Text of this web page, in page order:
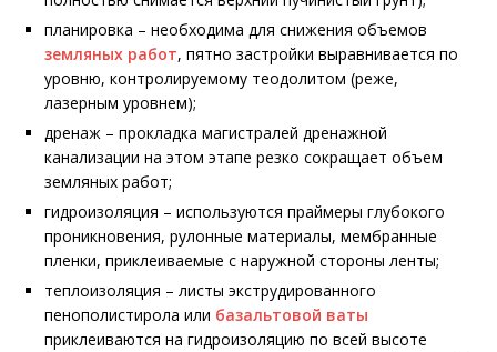
планировка – необходима для снижения объемов
земляных работ, пятно застройки выравнивается по
уровню, контролируемому теодолитом (реже,
лазерным уровнем);
дренаж – прокладка магистралей дренажной
канализации на этом этапе резко сокращает объем
земляных работ;
гидроизоляция – используются праймеры глубокого
проникновения, рулонные материалы, мембранные
пленки, приклеиваемые с наружной стороны ленты;
теплоизоляция – листы экструдированного
пенополистирола или базальтовой ваты
приклеиваются на гидроизоляцию по всей высоте